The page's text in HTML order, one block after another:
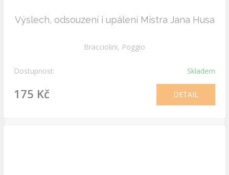
Výslech, odsouzení i upálení Mistra Jana Husa
Bracciolini, Poggio
Dostupnost: Skladem
175 Kč DETAIL